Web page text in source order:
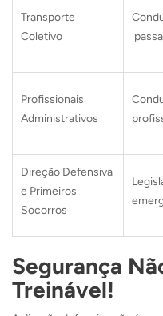
Transporte
Coletivo
Profissionais
Administrativos
Direção Defensiva
e Primeiros
Socorros
Segurança
Treinável!